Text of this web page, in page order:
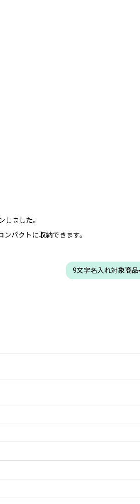
ました。
パクトに収納できます。
9文字名入れ対象商品